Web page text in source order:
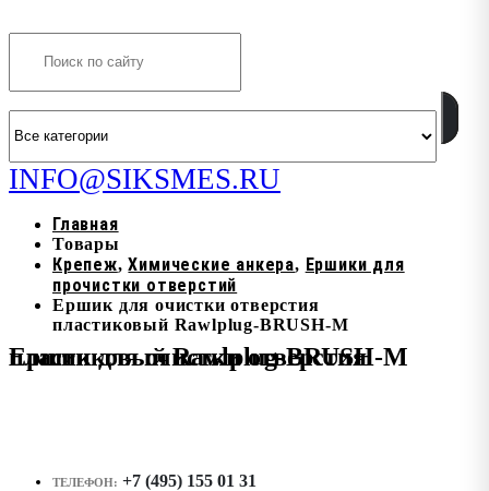
INFO@SIKSMES.RU
Главная
Товары
Крепеж,Химические анкера, Ершики для
прочистки отверстий
Ершик для очистки отверстия
пластиковый Rawlplug-BRUSH-M
Ершик для очистки отверстия пластиковый Rawlplug-BRUSH-M
ТЕЛЕФОН: +7 (495) 155 01 31